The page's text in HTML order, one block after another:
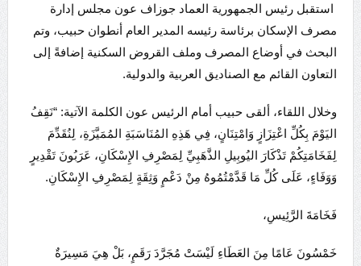
استقبل رئيس الجمهورية العماد جوزاف عون مجلس إدارة
مصرف الإسكان برئاسة رئيسه المدير العام أنطوان حبيب، وتم
البحث في أوضاع المصرف وملف القروض السكنية إضافةً إلى
التعاون القائم مع الصناديق العربية والدولية.
وخلال اللقاء، ألقى حبيب أمام الرئيس عون الكلمة الآتية: “نَقِفُ
اليَوْمَ بِكُلِّ اعْتِزَازٍ وَامْتِنَانٍ، فِي هَذِهِ المُنَاسَبَةِ المُمَيَّزَةِ، لِنُقَدِّمَ
لِفَخَامَتِكُمْ تَذْكَارَ اليُوبِيلِ الذَّهَبِيِّ لِمَصْرِفِ الإِسْكَانِ، عَرَبُونَ تَقْدِيرٍ
وَوَفَاءٍ، عَلَى كُلِّ مَا قَدَّمْتُمُوهُ مِنْ دَعْمٍ وَثِقَةٍ لِمَصْرِفِ الإِسْكَانِ.
فَخَامَةَ الرَّئِيسِ،
خَمْسُونَ عَامًا مِنَ العَطَاءِ لَيْسَتْ مُجَرَّدَ رَقَمٍ، بَلْ هِيَ مَسِيرَةٌ